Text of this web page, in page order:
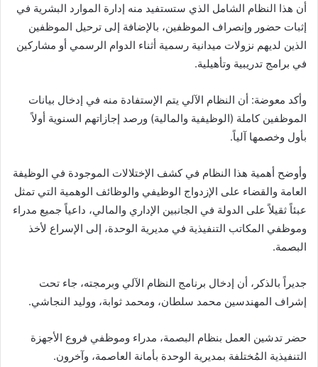
أن هذا النظام الشامل الذي ستستفيد منه إدارة الموارد البشرية في
إثبات حضور وإنصراف الموظفين، بالإضافة إلى ترحيل الموظفين
الذين لديهم نزولات ميدانية رسمية أثناء الدوام الرسمي أو مشاركين
في برامج تدريبية وتأهيلية.
وأكد معوضة: أن النظام الآلي يتم الإستفادة منه في إدخال بيانات
الموظفين كاملة (الوظيفية والمالية) ورصد إجازاتهم السنوية أولاً
بأول وخصمها آلياً.
وأوضح أهمية هذا النظام في كشف الإختلالات الموجودة في الوظيفة
العامة والقضاء على الإزدواج الوظيفي والوظائف الوهمية التي تمثل
عبئاً ثقيلاً على الدولة في الجانبين الإداري والمالي، داعياً جميع مدراء
وموظفي المكاتب التنفيذية في مديرية الوحدة، إلى الإسراع لأخذ
البصمة.
جديراً بالذكر، أن إدخال برنامج النظام الآلي وبرمجته، جاء تحت
إشراف المهندسين محمد سلطان، ومحمد ثوابة، ووليد النجاشي.
حضر تدشين العمل بنظام البصمة، مدراء وموظفي فروع الأجهزة
التنفيذية المُختلفة بمديرية الوحدة بأمانة العاصمة، وآخرون.